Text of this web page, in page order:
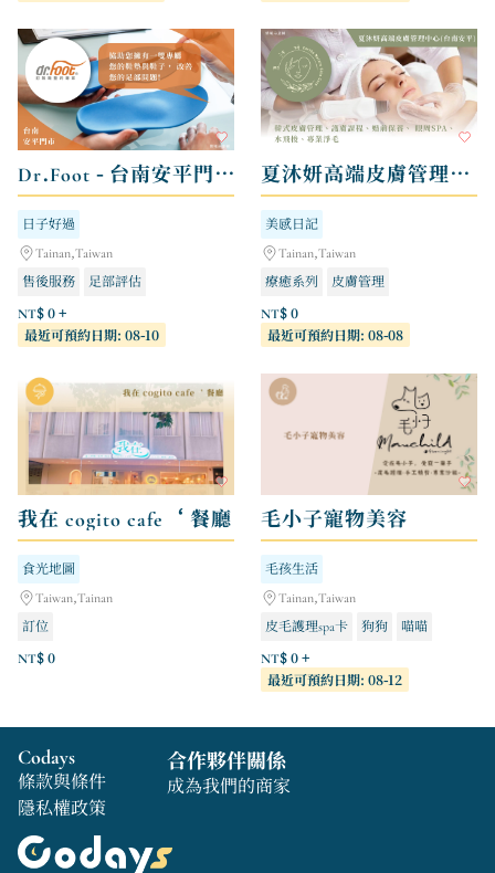
Dr.Foot - 台南安平門市
日子好過
Tainan,Taiwan
售後服務
足部評估
NT$ 0 +
最近可預約日期: 08-10
夏沐妍高端皮膚管理中心 - 台南安平店
美感日記
Tainan,Taiwan
療癒系列
皮膚管理
NT$ 0
最近可預約日期: 08-08
我在 cogito cafe‘ 餐廳
食光地圖
Taiwan,Tainan
訂位
NT$ 0
毛小子寵物美容
毛孩生活
Tainan,Taiwan
皮毛護理spa卡
狗狗 喵喵
NT$ 0 +
最近可預約日期: 08-12
Codays
條款與條件
隱私權政策
合作夥伴關係
成為我們的商家